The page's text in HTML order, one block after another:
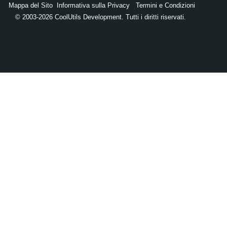
Mappa del Sito Informativa sulla Privacy
Termini e Condizioni
© 2003-2026 CoolUtils Development. Tutti i diritti riservati.